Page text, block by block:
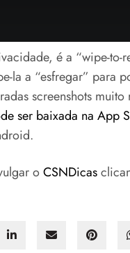
é a “wipe-
la a “esfregar” para
screenshots muito
ser baixada na App
oCSNDicas